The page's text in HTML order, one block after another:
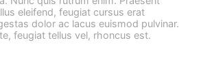
eleifend, feugiat cursus erat
dolor ac lacus euismod pulvinar.
feugiat tellus vel, rhoncus est.